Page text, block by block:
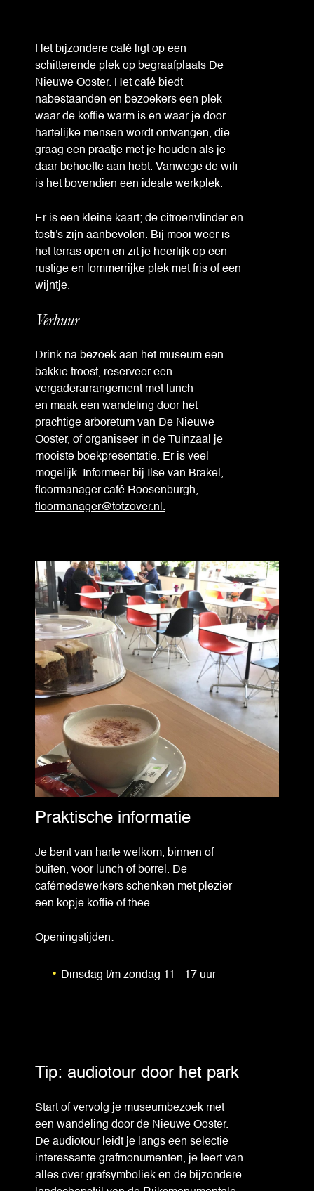
Het bijzondere café ligt op een
schitterende plek op begraafplaats De
Nieuwe Ooster. Het café biedt
nabestaanden en bezoekers een plek
waar de koffie warm is en waar je door
hartelijke mensen wordt ontvangen, die
graag een praatje met je houden als je
daar behoefte aan hebt. Vanwege de wifi
is het bovendien een ideale werkplek.
Er is een kleine kaart; de citroenvlinder en
tosti's zijn aanbevolen. Bij mooi weer is
het terras open en zit je heerlijk op een
rustige en lommerrijke plek met fris of een
wijntje.
Verhuur
Drink na bezoek aan het museum een
bakkie troost, reserveer een
vergaderarrangement met lunch
en maak een wandeling door het
prachtige arboretum van De Nieuwe
Ooster, of organiseer in de Tuinzaal je
mooiste boekpresentatie. Er is veel
mogelijk. Informeer bij Ilse van Brakel,
floormanager café Roosenburgh,
floormanager@totzover.nl.
Praktische informatie
Je bent van harte welkom, binnen of
buiten, voor lunch of borrel. De
cafémedewerkers schenken met plezier
een kopje koffie of thee.
Openingstijden:
Dinsdag t/m zondag 11 - 17 uur
Tip: audiotour door het park
Start of vervolg je museumbezoek met
een wandeling door de Nieuwe Ooster.
De audiotour leidt je langs een selectie
interessante grafmonumenten, je leert van
alles over grafsymboliek en de bijzondere